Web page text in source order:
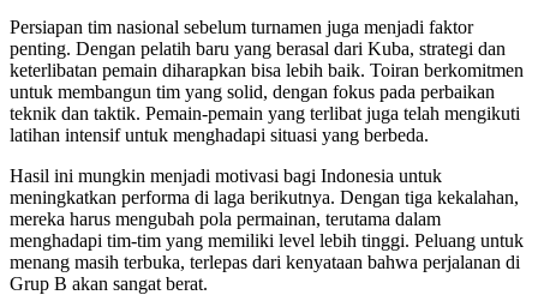
Persiapan tim nasional sebelum turnamen juga menjadi faktor
penting. Dengan pelatih baru yang berasal dari Kuba, strategi dan
keterlibatan pemain diharapkan bisa lebih baik. Toiran berkomitmen
untuk membangun tim yang solid, dengan fokus pada perbaikan
teknik dan taktik. Pemain-pemain yang terlibat juga telah mengikuti
latihan intensif untuk menghadapi situasi yang berbeda.
Hasil ini mungkin menjadi motivasi bagi Indonesia untuk
meningkatkan performa di laga berikutnya. Dengan tiga kekalahan,
mereka harus mengubah pola permainan, terutama dalam
menghadapi tim-tim yang memiliki level lebih tinggi. Peluang untuk
menang masih terbuka, terlepas dari kenyataan bahwa perjalanan di
Grup B akan sangat berat.